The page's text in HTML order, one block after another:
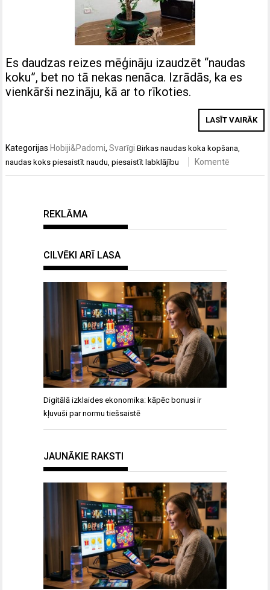
Es daudzas reizes mēģināju izaudzēt “naudas
koku”, bet no tā nekas nenāca. Izrādās, ka es
vienkārši nezināju, kā ar to rīkoties.
LASĪT VAIRĀK
Kategorijas Hobiji&Padomi,Svarīgi Birkasnaudas koka kopšana,
naudas koks piesaistīt naudu,piesaistīt labklājību Komentē
REKLĀMA
CILVĒKI ARĪ LASA
Digitālā izklaides ekonomika: kāpēc bonusi ir
kļuvuši par normu tiešsaistē
JAUNĀKIE RAKSTI